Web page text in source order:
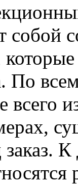
собой
По
заказ.